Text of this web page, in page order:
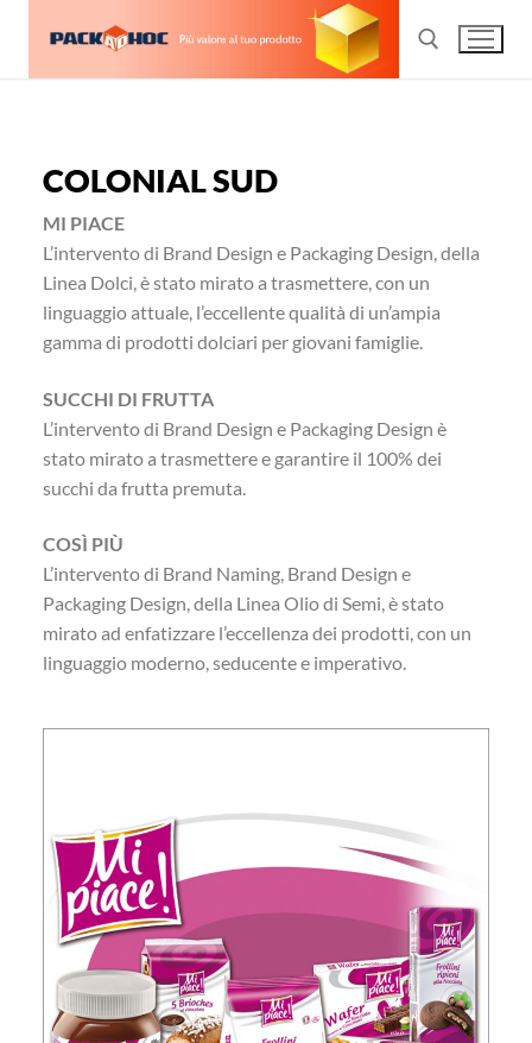
COLONIAL SUD
MI PIACE
L’intervento di Brand Design e Packaging Design, della
Linea Dolci, è stato mirato a trasmettere, con un
linguaggio attuale, l’eccellente qualità di un’ampia
gamma di prodotti dolciari per giovani famiglie.
SUCCHI DI FRUTTA
L’intervento di Brand Design e Packaging Design è
stato mirato a trasmettere e garantire il 100% dei
succhi da frutta premuta.
COSÌ PIÙ
L’intervento di Brand Naming, Brand Design e
Packaging Design, della Linea Olio di Semi, è stato
mirato ad enfatizzare l’eccellenza dei prodotti, con un
linguaggio moderno, seducente e imperativo.